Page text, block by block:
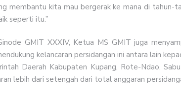
membantu kita mau bergerak ke mana di tahun-
seperti itu.”
GMIT XXXIV, Ketua MS GMIT juga
kelancaran persidangan ini antara lain
Daerah Kabupaten Kupang, Rote-Ndao,
lebih dari setengah dari total anggaran